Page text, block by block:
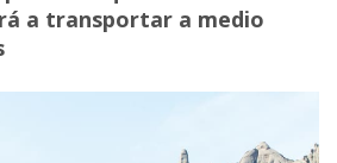
a transportar a medio